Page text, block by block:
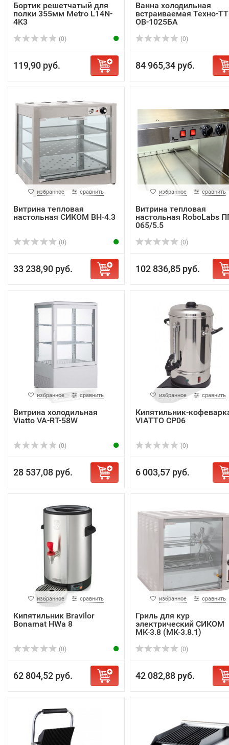
Бортик решетчатый для
полки 355мм Metro L14N-
4K3
(0)
119,90 руб.
Ванна холодильная
встраиваемая Техно-ТТ
ОВ-1025БА
(0)
84 965,34 руб.
избранное сравнить
Витрина тепловая
настольная СИКОМ ВН-4.3
(0)
33 238,90 руб.
избранное сравнить
Витрина тепловая
настольная RoboLabs
065/5.5
(0)
102 836,85 руб.
избранное сравнить
Витрина холодильная
Viatto VA-RT-58W
(0)
28 537,08 руб.
избранное сравнить
Кипятильник-
VIATTO CP06
(0)
6 003,57 руб.
избранное сравнить
Кипятильник Bravilor
Bonamat HWa 8
(0)
62 804,52 руб.
избранное сравнить
Гриль для кур
электрический СИКОМ
МК-3.8 (МК-3.8.1)
(0)
42 082,88 руб.